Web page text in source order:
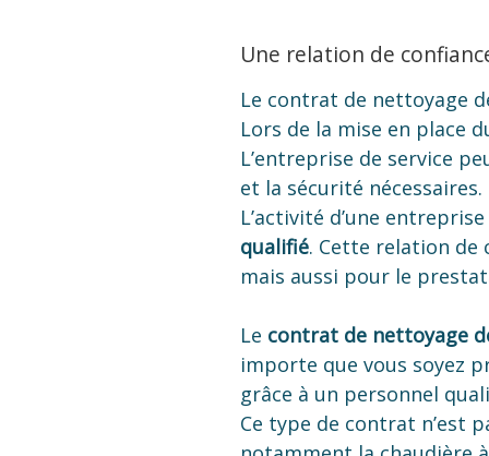
Une relation de
Le contrat de nettoyage
Lors de la mise en place
L’entreprise de service
et la sécurité nécessaires.
L’activité d’une
qualifié. Cette relation
mais aussi pour le
Le contrat de nettoyage
importe que vous soyez
grâce à un personnel
Ce type de contrat n’est